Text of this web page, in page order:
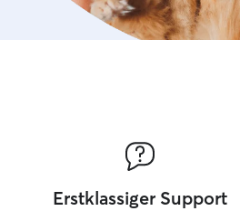
Erstklassiger Support